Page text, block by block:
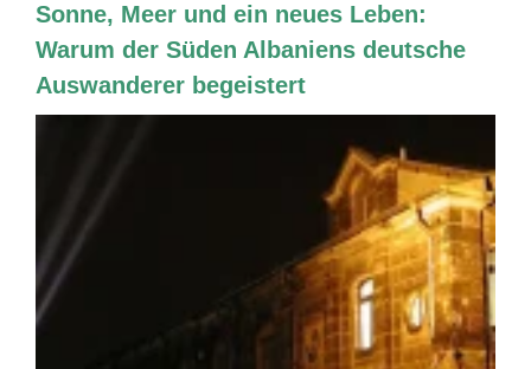
Sonne, Meer und ein neues Leben:
Warum der Süden Albaniens deutsche
Auswanderer begeistert